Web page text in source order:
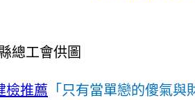
檢推薦 「只有當單戀的傻氣與